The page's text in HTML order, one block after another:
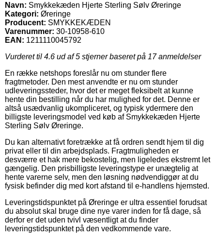
Navn: Smykkekæden Hjerte Sterling Sølv Øreringe
Kategori: Øreringe
Producent: SMYKKEKÆDEN
Varenummer: 30-10958-610
EAN: 1211110045792
Vurderet til 4.6 ud af 5 stjerner baseret på 17anmeldelser
En række netshops foreslår nu om stunder flere
fragtmetoder. Den mest anvendte er nu om stunder
udleveringssteder, hvor det er meget fleksibelt at kunne
hente din bestilling når du har mulighed for det. Denne er
altså usædvanlig ukompliceret, og typisk ydermere den
billigste leveringsmodel ved køb af Smykkekæden Hjerte
Sterling Sølv Øreringe.
Du kan alternativt foretrække at få ordren sendt hjem til dig
privat eller til din arbejdsplads. Fragtmuligheden er
desværre et hak mere bekostelig, men ligeledes ekstremt let
gængelig. Den prisbilligste leveringstype er unægtelig at
hente varerne selv, men den løsning nødvendiggør at du
fysisk befinder dig med kort afstand til e-handlens hjemsted.
Leveringstidspunktet på Øreringe er ultra essentiel forudsat
du absolut skal bruge dine nye varer inden for få dage, så
derfor er det uden tvivl væsentligt at du finder
leveringstidspunktet på den vedkommende vare.